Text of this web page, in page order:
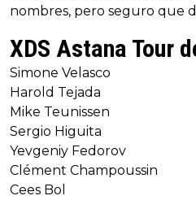
nombres, pero seguro que
XDS Astana Tour
Simone Velasco
Harold Tejada
Mike Teunissen
Sergio Higuita
Yevgeniy Fedorov
Clément Champoussin
Cees Bol